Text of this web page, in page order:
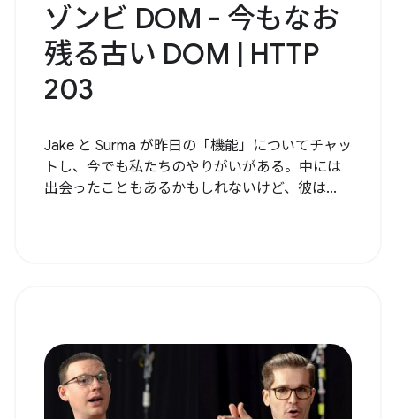
ゾンビ DOM - 今もなお
残る古い DOM | HTTP
203
Jake と Surma が昨日の「機能」についてチャッ
トし、今でも私たちのやりがいがある。中には
出会ったこともあるかもしれないけど、彼は...